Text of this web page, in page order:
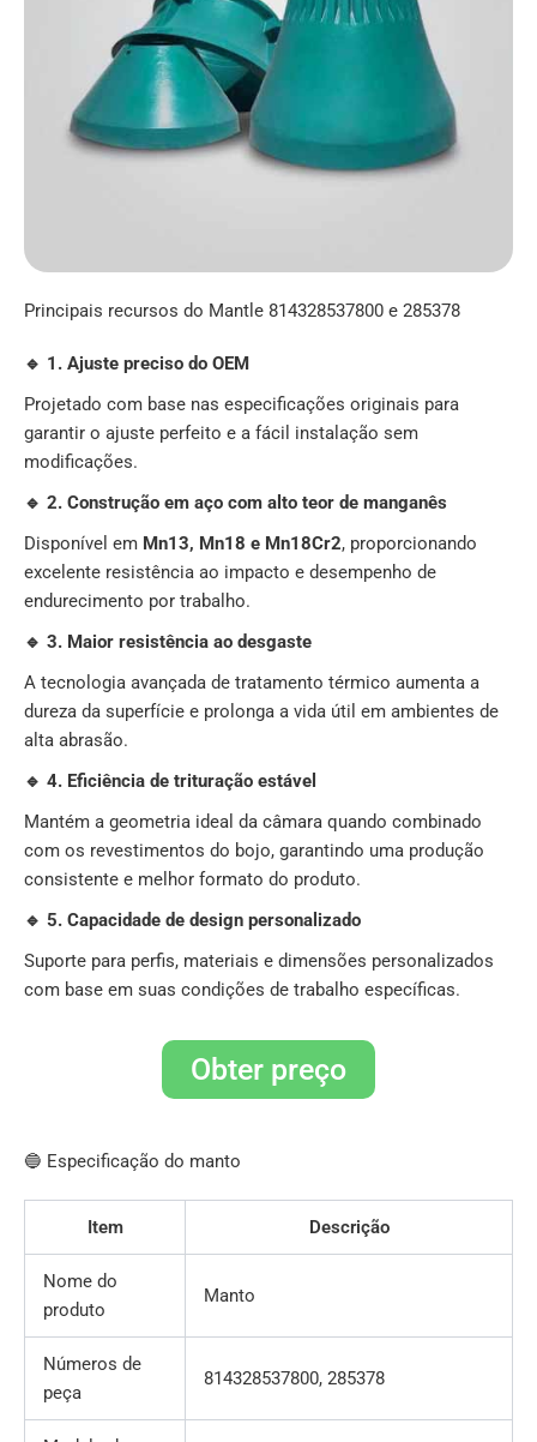
Principais recursos do Mantle 814328537800 e 285378
🔹 1. Ajuste preciso do OEM
Projetado com base nas especificações originais para
garantir o ajuste perfeito e a fácil instalação sem
modificações.
🔹 2. Construção em aço com alto teor de manganês
Disponível em Mn13, Mn18 e Mn18Cr2, proporcionando
excelente resistência ao impacto e desempenho de
endurecimento por trabalho.
🔹 3. Maior resistência ao desgaste
A tecnologia avançada de tratamento térmico aumenta a
dureza da superfície e prolonga a vida útil em ambientes de
alta abrasão.
🔹 4. Eficiência de trituração estável
Mantém a geometria ideal da câmara quando combinado
com os revestimentos do bojo, garantindo uma produção
consistente e melhor formato do produto.
🔹 5. Capacidade de design personalizado
Suporte para perfis, materiais e dimensões personalizados
com base em suas condições de trabalho específicas.
Obter preço
🔵 Especificação do manto
Item Descrição
Nome do
produto
Manto
Números de
peça
814328537800, 285378